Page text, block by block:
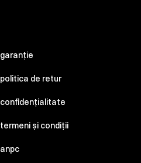
garanție
politica de retur
confidențialitate
termeni și condiții
anpc